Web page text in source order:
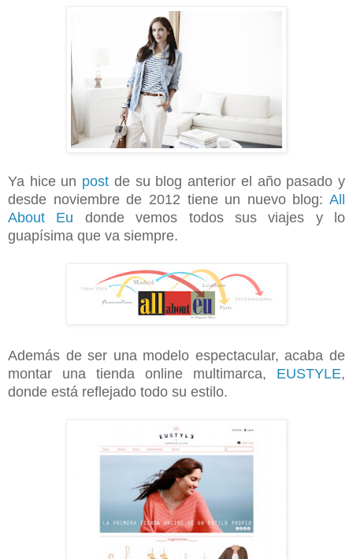
Ya hice un post de su blog anterior el año pasado y
desde noviembre de 2012 tiene un nuevo blog: All
About Eu donde vemos todos sus viajes y lo
guapísima que va siempre.
Además de ser una modelo espectacular, acaba de
montar una tienda online multimarca, EUSTYLE,
donde está reflejado todo su estilo.